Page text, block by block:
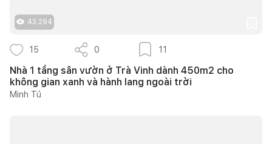
43.294
15 0 11
Nhà 1 tầng sân vườn ở Trà Vinh dành 450m2 cho
không gian xanh và hành lang ngoài trời
Minh Tú